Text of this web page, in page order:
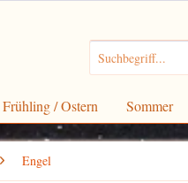
Frühling / Ostern Sommer
Engel